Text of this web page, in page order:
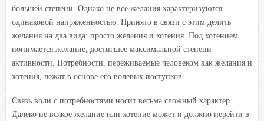
большей степени. Однако не все желания характеризуются
одинаковой напряженностью. Принято в связи с этим делить
желания на два вида: просто желания и хотения. Под хотением
понимается желание, достигшее максимальной степени
активности. Потребности, переживаемые человеком как желания и
хотения, лежат в основе его волевых поступков.
Связь воли с потребностями носит весьма сложный характер.
Далеко не всякое желание или хотение может и должно перейти в